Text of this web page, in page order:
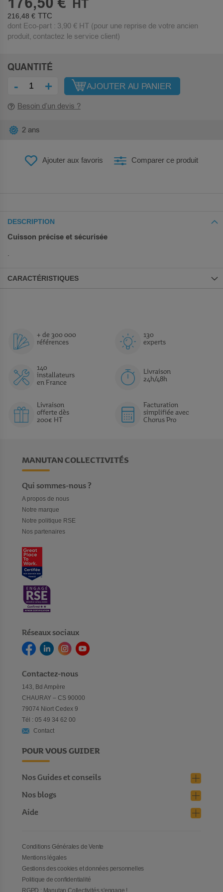
216,48 €
dont Eco-part : 3,90 € HT (pour une reprise de votre ancien
produit, contactez le service client)
QUANTITÉ
- + AJOUTER AU PANIER
Besoin d’un devis ?
Ajouter aux favoris Comparer ce produit
2 ans
DESCRIPTION
Cuisson précise et sécurisée
CARACTÉRISTIQUES
+ de 300 000
références
130
experts
140
installateurs
en France
Livraison
24h/48h
Livraison
offerte dès
200€ HT
Facturation
simplifiée avec
Chorus Pro
MANUTAN COLLECTIVITÉS
Qui sommes-nous ?
A propos de nous
Notre marque
Notre politique RSE
Nos partenaires
Réseaux sociaux
Contactez-nous
143, Bd Ampère
CHAURAY – CS 90000
79074 Niort Cedex 9
Tél : 05 49 34 62 00
Contact
POUR VOUS GUIDER
Nos Guides et conseils
Nos blogs
Aide
Conditions Générales de Vente
Mentions légales
Gestions des cookies et données personnelles
Politique de confidentialité
RGPD : Manutan Collectivités s'engage !